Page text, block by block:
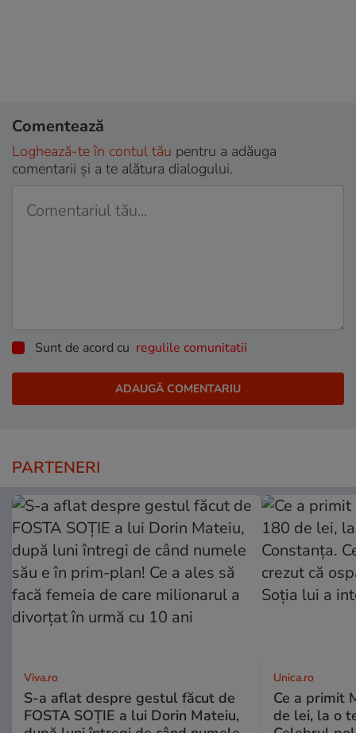
Comentează
Loghează-te în contul tău pentru a adăuga
comentarii și a te alătura dialogului.
Sunt de acord cu regulile comunitatii
PARTENERI
Viva.ro
S-a aflat despre gestul făcut de
FOSTA SOȚIE a lui Dorin Mateiu,
Unica.ro
Ce a primit
de lei, la o